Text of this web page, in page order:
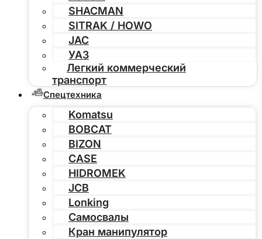
SHACMAN
SITRAK / HOWO
JAC
УАЗ
Легкий коммерческий
транспорт
Спецтехника
Komatsu
BOBCAT
BIZON
CASE
HIDROMEK
JCB
Lonking
Самосвалы
Кран манипулятор